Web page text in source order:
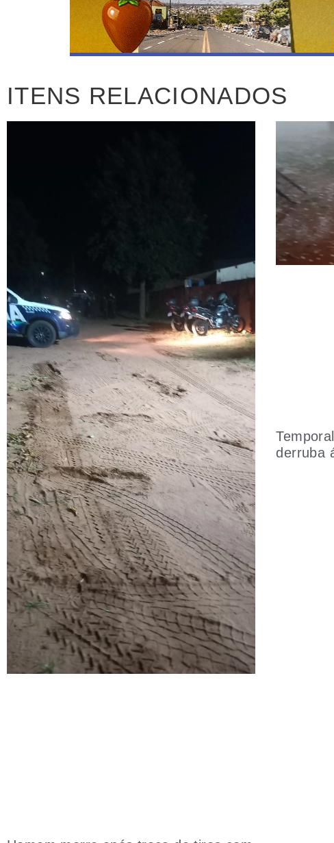
ITENS RELACIONADOS
derruba